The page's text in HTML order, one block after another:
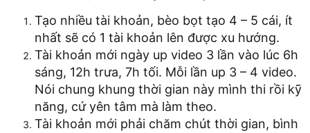
Tạo nhiều tài khoản, bèo bọt tạo 4 – 5 cái, ít
nhất sẽ có 1 tài khoản lên được xu hướng.
Tài khoản mới ngày up video 3 lần vào lúc 6h
sáng, 12h trưa, 7h tối. Mỗi lần up 3 – 4 video.
Nói chung khung thời gian này mình thi rồi kỹ
năng, cứ yên tâm mà làm theo.
Tài khoản mới phải chăm chút thời gian, bình